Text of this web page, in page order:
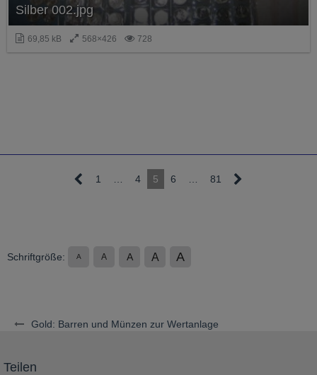
Gold: Barren und Münzen zur Wertanlage
Silber 002.jpg
69,85 kB 568×426 728
1 4 5 6 81
Schriftgröße: A A A A A
Teilen